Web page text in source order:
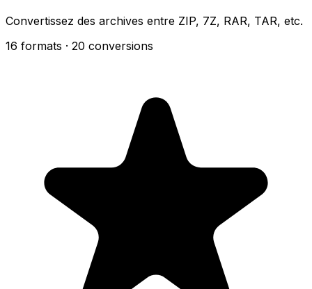
Convertissez des archives entre ZIP, 7Z, RAR, TAR, etc.
16 formats · 20 conversions